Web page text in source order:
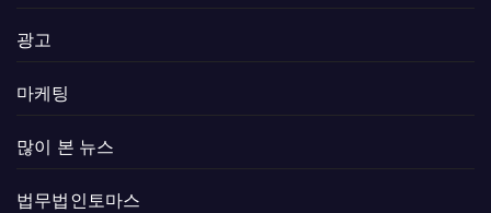
광고
마케팅
많이 본 뉴스
법무법인토마스